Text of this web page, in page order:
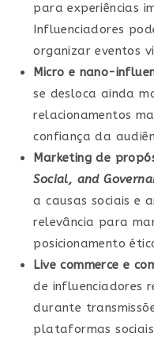
para experiências
Influenciadores
organizar eventos
Micro e nano-
se desloca ainda
relacionamentos
confiança da
Marketing de
Social, and
a causas sociais e
relevância para
posicionamento
Live commerce e
de influenciadores
durante
plataformas